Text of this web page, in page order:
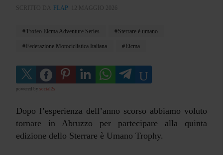
SCRITTO DA FLAP 12 MAGGIO 2026
Trofeo Eicma Adventure Series Sterrare è umano
Federazione Motociclistica Italiana Eicma
powered by social2s
Dopo l’esperienza dell’anno scorso abbiamo voluto
tornare in Abruzzo per partecipare alla quinta
edizione dello Sterrare è Umano Trophy.